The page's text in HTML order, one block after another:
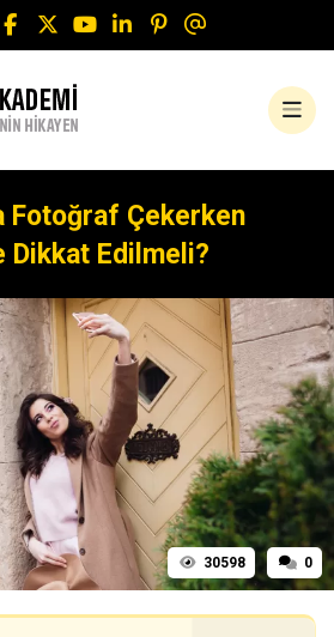
Fotoğraf Çekerken
Dikkat Edilmeli?
30598 0